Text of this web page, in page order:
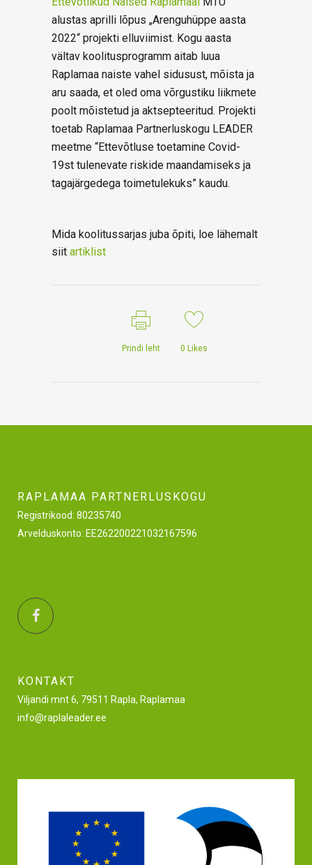
alustas aprilli lõpus „Arenguhüppe aasta
2022“ projekti elluviimist. Kogu aasta
vältav koolitusprogramm aitab luua
Raplamaa naiste vahel sidusust, mõista ja
aru saada, et oled oma võrgustiku liikmete
poolt mõistetud ja aktsepteeritud. Projekti
toetab Raplamaa Partnerluskogu LEADER
meetme “Ettevõtluse toetamine Covid-
19st tulenevate riskide maandamiseks ja
tagajärgedega toimetulekuks” kaudu.
Mida koolitussarjas juba õpiti, loe lähemalt
siit artiklist
Prindi leht 0 Likes
RAPLAMAA PARTNERLUSKOGU
Registrikood: 80235740
Arvelduskonto: EE262200221032167596
KONTAKT
Viljandi mnt 6, 79511 Rapla, Raplamaa
info@raplaleader.ee